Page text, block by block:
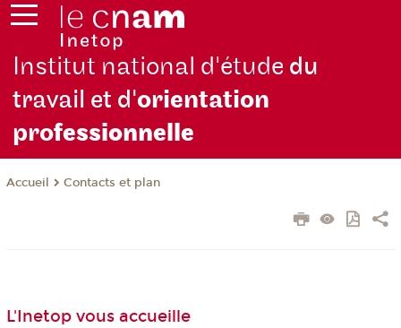
Institut national d'étude du
travail et d'orientation
professionnelle
Accueil Contacts et plan
L'Inetop vous accueille